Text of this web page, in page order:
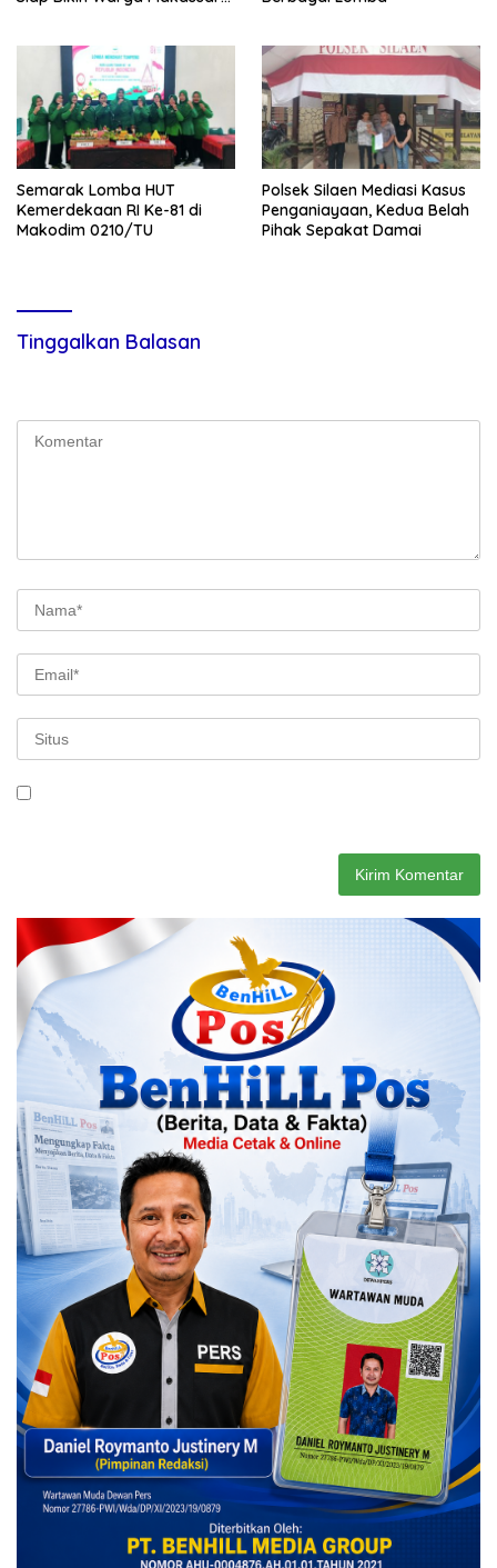
Semarak Lomba HUT
Kemerdekaan RI Ke-81 di
Makodim 0210/TU
Polsek Silaen Mediasi Kasus
Penganiayaan, Kedua Belah
Pihak Sepakat Damai
Tinggalkan Balasan